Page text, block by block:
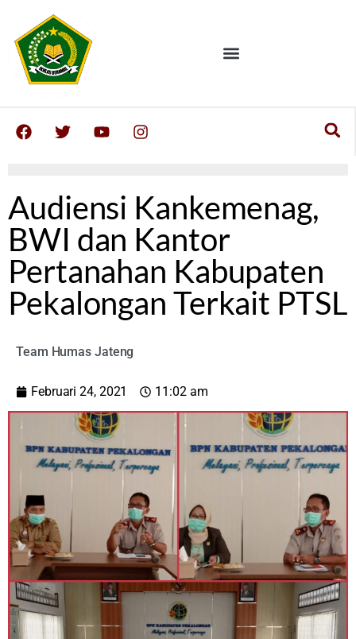
Audiensi Kankemenag,
BWI dan Kantor
Pertanahan Kabupaten
Pekalongan Terkait PTSL
Team Humas Jateng
Februari 24, 2021 11:02 am